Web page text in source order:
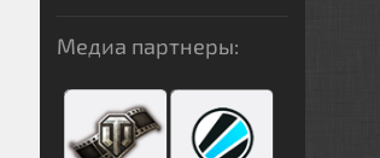
Медиа партнеры: